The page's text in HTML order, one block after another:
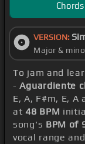
Chords
VERSION:
Major &
To jam and
-Aguardiente
E, A, F#m, E, A
at48 BPM
song's BPM of
vocal range